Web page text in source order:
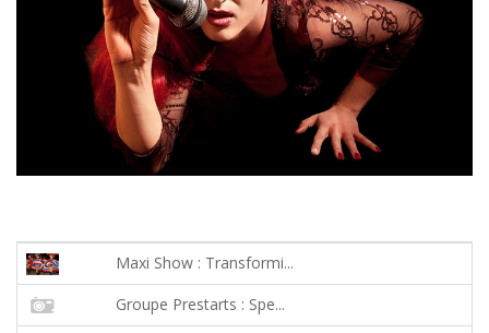
Maxi Show : Transformi...
Groupe Prestarts : Spe...